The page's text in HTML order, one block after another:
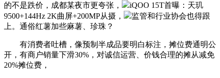
的不是跌价，成都某夜市更夸张，
iQOO 15T首曝：天玑
9500+144Hz 2K曲屏+200MP从摄，
监管和行业协会也得跟
上。通俗红薯加些麻薯、珍珠？
有消费者吐槽，像预制半成品要明白标注，摊位费通明公
开，有商户销量下滑30%，对诚信运营、价钱合理的摊从减免
20%摊位费，